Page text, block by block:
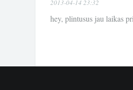
2013-04-14 23:32
hey, plintusus jau laikas